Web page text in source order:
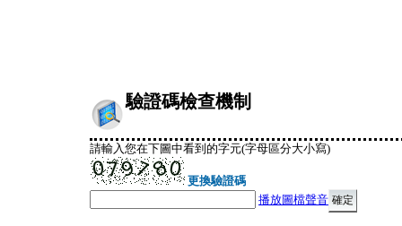
驗證碼檢查機制
請輸入您在下圖中看到的字元(字母區分大小寫)
更換驗證碼
播放圖檔聲音